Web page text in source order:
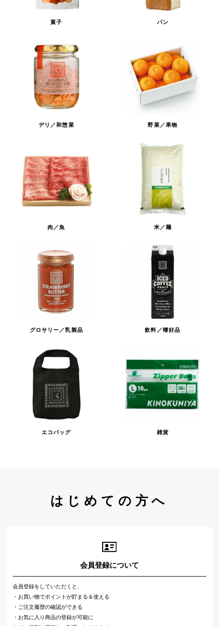
菓子 パン
デリ／和惣菜 野菜／果物
肉／魚 米／麺
グロサリー／乳製品 飲料／嗜好品
エコバッグ 雑貨
はじめての方へ
会員登録について
会員登録をしていただくと、
・お買い物でポイントが貯まる＆使える
・ご注文履歴の確認ができる
・お気に入り商品の登録が可能に